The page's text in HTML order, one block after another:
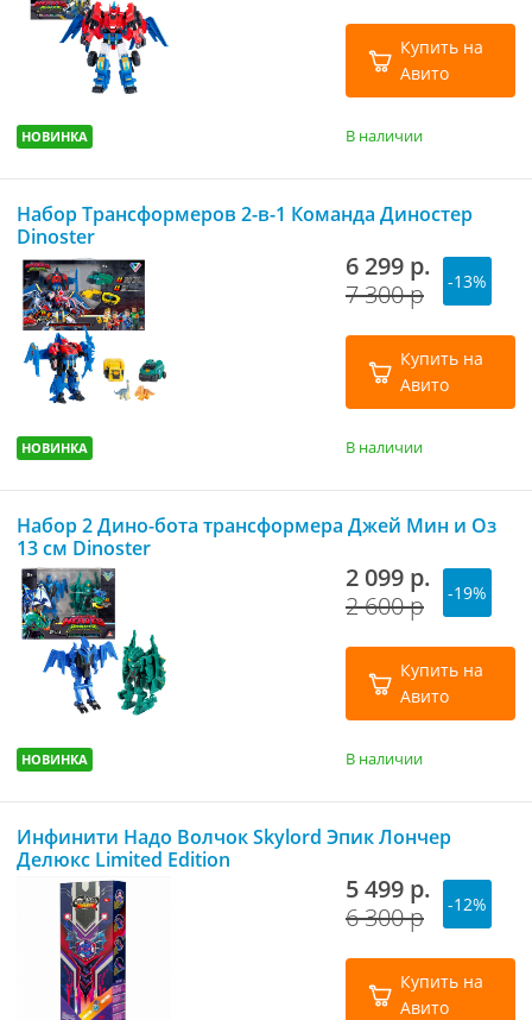
НОВИНКА
Купить на
Авито
В наличии
НОВИНКА
Набор Трансформеров 2-в-1 Команда Диностер
Dinoster
6 299 р.
7 300 р
-13%
Купить на
Авито
В наличии
НОВИНКА
Набор 2 Дино-бота трансформера Джей Мин и Оз
13 см Dinoster
2 099 р.
2 600 р
-19%
Купить на
Авито
В наличии
Инфинити Надо Волчок Skylord Эпик Лончер
Делюкс Limited Edition
5 499 р.
6 300 р
-12%
Купить на
Авито